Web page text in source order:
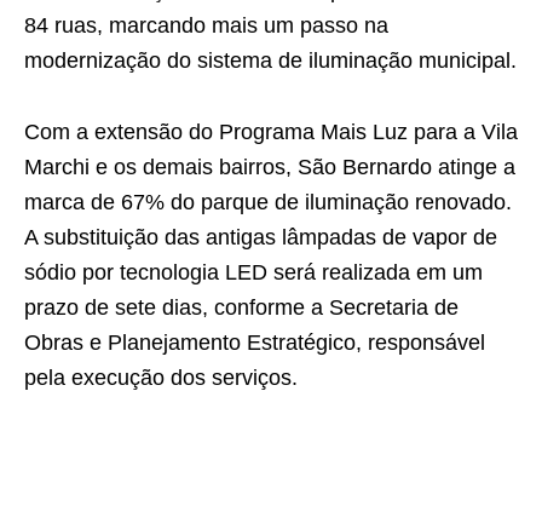
84 ruas, marcando mais um passo na
modernização do sistema de iluminação municipal.
Com a extensão do Programa Mais Luz para a Vila
Marchi e os demais bairros, São Bernardo atinge a
marca de 67% do parque de iluminação renovado.
A substituição das antigas lâmpadas de vapor de
sódio por tecnologia LED será realizada em um
prazo de sete dias, conforme a Secretaria de
Obras e Planejamento Estratégico, responsável
pela execução dos serviços.